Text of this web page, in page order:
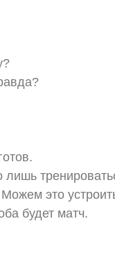
это
будет матч.